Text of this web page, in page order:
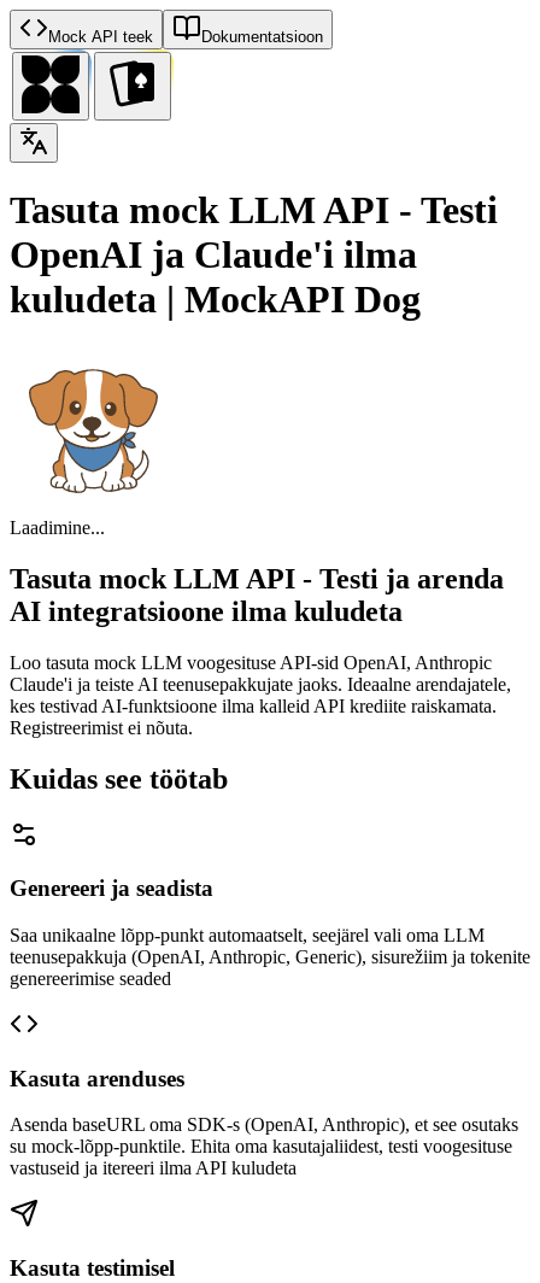
Mock API teek Dokumentatsioon
Tasuta mock LLM API - Testi
OpenAI ja Claude'i ilma
kuludeta | MockAPI Dog
Laadimine...
Tasuta mock LLM API - Testi ja arenda
AI integratsioone ilma kuludeta
Loo tasuta mock LLM voogesituse API-sid OpenAI, Anthropic
Claude'i ja teiste AI teenusepakkujate jaoks. Ideaalne arendajatele,
kes testivad AI-funktsioone ilma kalleid API krediite raiskamata.
Registreerimist ei nõuta.
Kuidas see töötab
Genereeri ja seadista
Saa unikaalne lõpp-punkt automaatselt, seejärel vali oma LLM
teenusepakkuja (OpenAI, Anthropic, Generic), sisurežiim ja tokenite
genereerimise seaded
Kasuta arenduses
Asenda baseURL oma SDK-s (OpenAI, Anthropic), et see osutaks
su mock-lõpp-punktile. Ehita oma kasutajaliidest, testi voogesituse
vastuseid ja itereeri ilma API kuludeta
Kasuta testimisel